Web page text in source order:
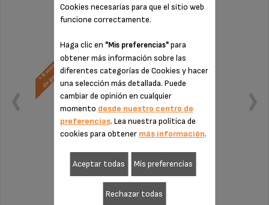
Sin factura ni sorpresas
Cookies necesarias para que el sitio web
funcione correctamente.
Haga clic en "Mis preferencias"para
obtener más información sobre las
diferentes categorías de Cookies y hacer
una selección más detallada. Puede
cambiar de opinión en cualquier
momento desde nuestro centro de
preferencias. Lea nuestra política de
cookies para obtener más información.
Aceptar todas Mis preferencias
Rechazar todas